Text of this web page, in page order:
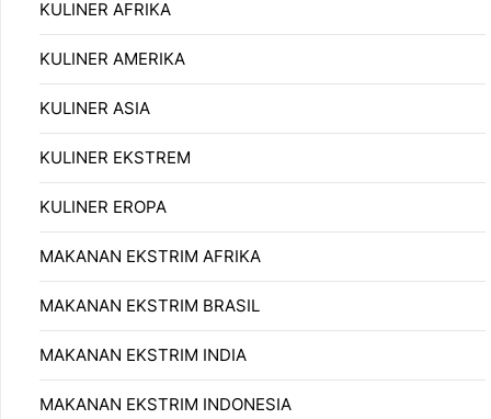
KULINER AFRIKA
KULINER AMERIKA
KULINER ASIA
KULINER EKSTREM
KULINER EROPA
MAKANAN EKSTRIM AFRIKA
MAKANAN EKSTRIM BRASIL
MAKANAN EKSTRIM INDIA
MAKANAN EKSTRIM INDONESIA